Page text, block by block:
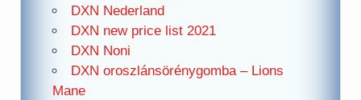
DXN Nederland
DXN new price list 2021
DXN Noni
DXN oroszlánsörénygomba – Lions
Mane